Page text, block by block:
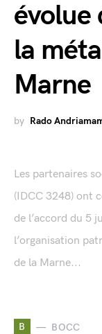
évolue
la
Marne
by Rado
Les partenaires
(IDCC 3248) ont
de l’accord du 5
l’organisation
de la Marne...
B BOCC